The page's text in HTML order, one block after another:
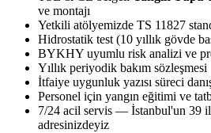
ve montajı
Yetkili atölyemizde TS 11827
Hidrostatik test (10 yıllık gövde
BYKHY uyumlu risk analizi ve
Yıllık periyodik bakım sözleşmesi
İtfaiye uygunluk yazısı süreci
Personel için yangın eğitimi ve
7/24 acil servis — İstanbul'un 39
adresinizdeyiz